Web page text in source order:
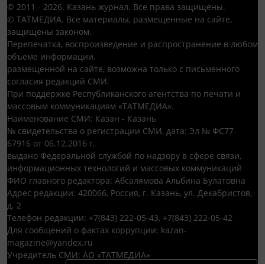
© 2011 - 2026. Казань журнал. Все права защищены.
© ТАТМЕДИА. Все материалы, размещенные на сайте,
защищены законом.
Перепечатка, воспроизведение и распространение в любом
объеме информации,
размещенной на сайте, возможна только с письменного
согласия редакций СМИ.
При поддержке Республиканского агентства по печати и
массовым коммуникациям «ТАТМЕДИА».
Наименование СМИ: Казан - Казань
№ свидетельства о регистрации СМИ, дата: Эл № ФС77-
67916 от 06.12.2016 г.
выдано Федеральной службой по надзору в сфере связи,
информационных технологий и массовых коммуникаций
ФИО главного редактора: Абсалямова Альбина Булатовна
Адрес редакции: 420066, Россия, г. Казань, ул. Декабристов,
д. 2
Телефон редакции: +7(843) 222-05-43, +7(843) 222-05-42
Для сообщений о фактах коррупции: kazan-
magazine@yandex.ru
Учредитель СМИ: АО «ТАТМЕДИА»